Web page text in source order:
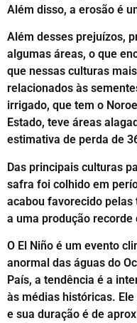
Além disso, a erosão é
Além desses prejuízos,
algumas áreas, o que
que nessas culturas
relacionados às
irrigado, que tem o
Estado, teve áreas
estimativa de perda de
Das principais culturas
safra foi colhido em
acabou favorecido
a uma produção
O El Niño é um evento
anormal das águas do
País, a tendência é a
às médias históricas.
e sua duração é de